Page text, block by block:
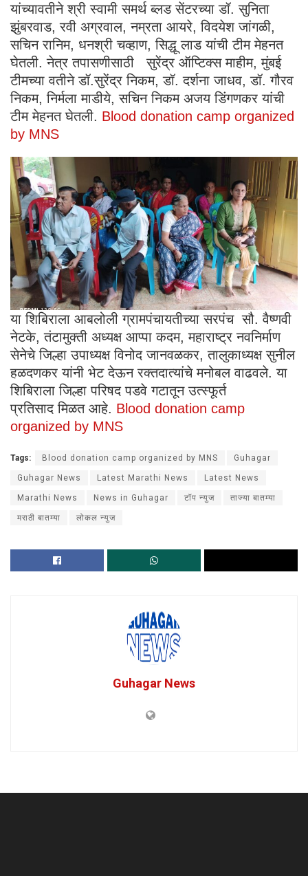
यांच्यावतीने श्री स्वामी समर्थ ब्लड सेंटरच्या डॉ. सुनिता
झुंबरवाड, रवी अग्रवाल, नम्रता आयरे, विदयेश जांगळी,
सचिन रानिम, धनश्री चव्हाण, सिद्धू लाड यांची टीम मेहनत
घेतली. नेत्र तपासणीसाठी सुरेंद्र ऑप्टिक्स माहीम, मुंबई
टीमच्या वतीने डॉ.सुरेंद्र निकम, डॉ. दर्शना जाधव, डॉ. गौरव
निकम, निर्मला माडीये, सचिन निकम अजय डिंगणकर यांची
टीम मेहनत घेतली. Blood donation camp organized
by MNS
या शिबिराला आबलोली ग्रामपंचायतीच्या सरपंच सौ. वैष्णवी
नेटके, तंटामुक्ती अध्यक्ष आप्पा कदम, महाराष्ट्र नवनिर्माण
सेनेचे जिल्हा उपाध्यक्ष विनोद जानवळकर, तालुकाध्यक्ष सुनील
हळदणकर यांनी भेट देऊन रक्तदात्यांचे मनोबल वाढवले. या
शिबिराला जिल्हा परिषद पडवे गटातून उत्स्फूर्त
प्रतिसाद मिळत आहे. Blood donation camp
organized by MNS
Tags: Blood donation camp organized by MNS Guhagar
Guhagar News Latest Marathi News Latest News
Marathi News News in Guhagar टॉप न्युज ताज्या बातम्या
मराठी बातम्या लोकल न्युज
Guhagar News